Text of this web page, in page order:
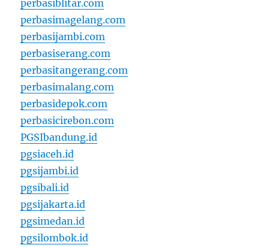
perbasiblitar.com
perbasimagelang.com
perbasijambi.com
perbasiserang.com
perbasitangerang.com
perbasimalang.com
perbasidepok.com
perbasicirebon.com
PGSIbandung.id
pgsiaceh.id
pgsijambi.id
pgsibali.id
pgsijakarta.id
pgsimedan.id
pgsilombok.id